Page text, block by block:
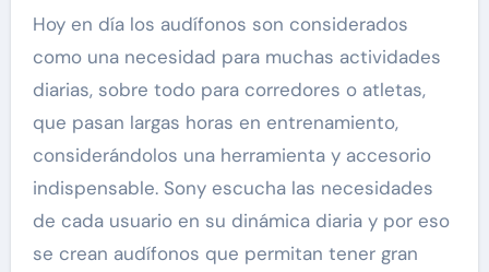
Hoy en día los audífonos son considerados
como una necesidad para muchas actividades
diarias, sobre todo para corredores o atletas,
que pasan largas horas en entrenamiento,
considerándolos una herramienta y accesorio
indispensable. Sony escucha las necesidades
de cada usuario en su dinámica diaria y por eso
se crean audífonos que permitan tener gran